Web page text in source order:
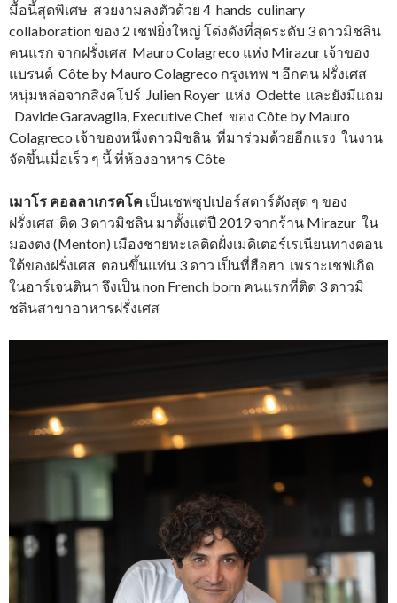
มื้อนี้สุดพิเศษ สวยงามลงตัวด้วย 4 hands culinary
collaboration ของ 2 เชฟยิ่งใหญ่ โด่งดังที่สุดระดับ 3 ดาวมิชลิน
คนแรก จากฝรั่งเศส Mauro Colagreco แห่ง Mirazur เจ้าของ
แบรนด์ Côte by Mauro Colagreco กรุงเทพ ฯ อีกคน ฝรั่งเศส
หนุ่มหล่อจากสิงคโปร์ Julien Royer แห่ง Odette และยังมีแถม
Davide Garavaglia, Executive Chef ของ Côte by Mauro
Colagreco เจ้าของหนึ่งดาวมิชลิน ที่มาร่วมด้วยอีกแรง ในงาน
จัดขึ้นเมื่อเร็ว ๆ นี้ ที่ห้องอาหาร Côte
เมาโร คอลลาเกรคโค เป็นเชฟซุปเปอร์สตาร์ดังสุด ๆ ของ
ฝรั่งเศส ติด 3 ดาวมิชลิน มาตั้งแต่ปี 2019 จากร้าน Mirazur ใน
มองตง (Menton) เมืองชายทะเลติดฝั่งเมดิเตอร์เรเนียนทางตอน
ใต้ของฝรั่งเศส ตอนขึ้นแท่น 3 ดาว เป็นที่ฮือฮา เพราะเชฟเกิด
ในอาร์เจนตินา จึงเป็น non French born คนแรกที่ติด 3 ดาวมิ
ชลินสาขาอาหารฝรั่งเศส